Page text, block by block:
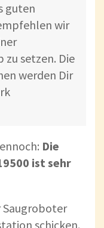
guten
wir
setzen. Die
werden Dir
Die
ist sehr
Saugroboter
schicken.